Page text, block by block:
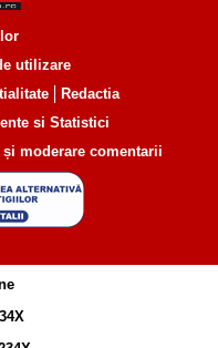
utilizare
Redactia
și moderare comentarii